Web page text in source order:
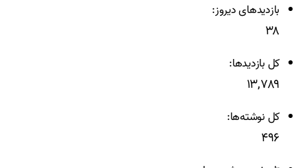
بازدیدهای دیروز:
۳۸
کل بازدیدها:
۱۳,۷۸۹
کل نوشته‌ها:
۴۹۶